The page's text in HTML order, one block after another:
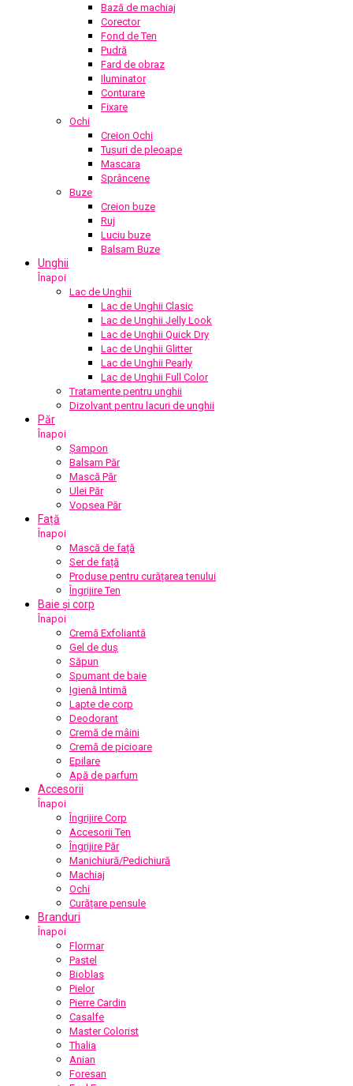
Bază de machiaj
Corector
Fond de Ten
Pudră
Fard de obraz
Iluminator
Conturare
Fixare
Ochi
Creion Ochi
Tușuri de pleoape
Mascara
Sprâncene
Buze
Creion buze
Ruj
Luciu buze
Balsam Buze
Unghii
Înapoi
Lac de Unghii
Lac de Unghii Clasic
Lac de Unghii Jelly Look
Lac de Unghii Quick Dry
Lac de Unghii Glitter
Lac de Unghii Pearly
Lac de Unghii Full Color
Tratamente pentru unghii
Dizolvant pentru lacuri de unghii
Păr
Înapoi
Șampon
Balsam Păr
Mască Păr
Ulei Păr
Vopsea Păr
Față
Înapoi
Mască de față
Ser de față
Produse pentru curățarea tenului
Îngrijire Ten
Baie și corp
Înapoi
Cremă Exfoliantă
Gel de duș
Săpun
Spumant de baie
Igienă Intimă
Lapte de corp
Deodorant
Cremă de mâini
Cremă de picioare
Epilare
Apă de parfum
Accesorii
Înapoi
Îngrijire Corp
Accesorii Ten
Îngrijire Păr
Manichiură/Pedichiură
Machiaj
Ochi
Curățare pensule
Branduri
Înapoi
Flormar
Pastel
Bioblas
Pielor
Pierre Cardin
Casalfe
Master Colorist
Thalia
Anian
Foresan